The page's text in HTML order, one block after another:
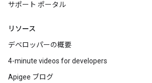
サポート ポータル
リソース
デベロッパーの概要
4-minute videos for developers
Apigee ブログ